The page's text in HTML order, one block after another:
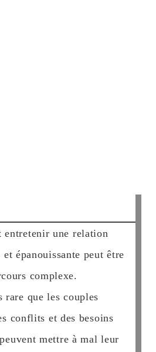
entretenir une relation
épanouissante peut être
complexe.
rare que les couples
conflits et des besoins
mettre à mal leur